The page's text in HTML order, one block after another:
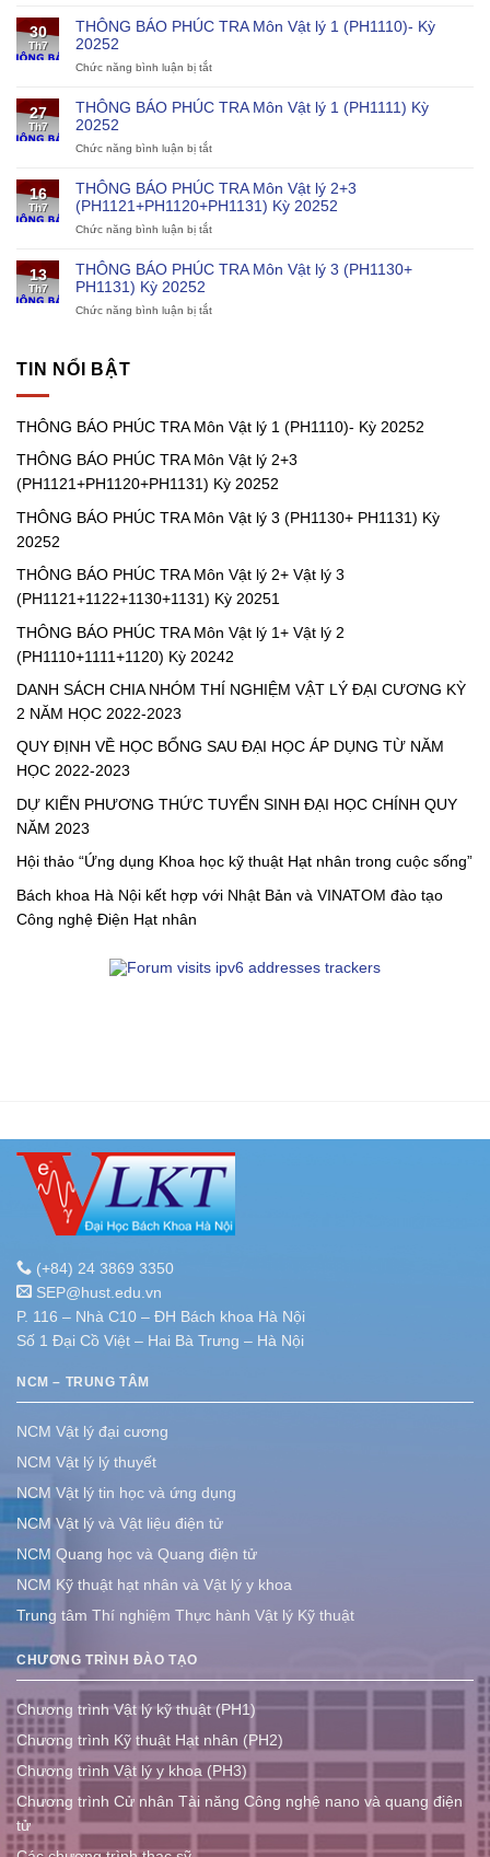
dục
đào
học
chương
trình
30
Th7
THÔNG BÁO PHÚC TRA Môn Vật lý 1 (PH1110)- Kỳ
20252
Chức năng bình luận bị tắt
BÁO
PHÚC
lý
1
(PH1110)-
27
Th7
THÔNG BÁO PHÚC TRA Môn Vật lý 1 (PH1111) Kỳ
20252
Chức năng bình luận bị tắt
BÁO
PHÚC
TRA
lý
16
Th7
THÔNG BÁO PHÚC TRA Môn Vật lý 2+3
(PH1121+PH1120+PH1131) Kỳ 20252
Chức năng bình luận bị tắt
BÁO
PHÚC
13
Th7
THÔNG BÁO PHÚC TRA Môn Vật lý 3 (PH1130+
PH1131) Kỳ 20252
Chức năng bình luận bị tắt
lý
(PH1130+
Kỳ
TIN NỔI BẬT
THÔNG BÁO PHÚC TRA Môn Vật lý 1 (PH1110)- Kỳ 20252
THÔNG BÁO PHÚC TRA Môn Vật lý 2+3
(PH1121+PH1120+PH1131) Kỳ 20252
THÔNG BÁO PHÚC TRA Môn Vật lý 3 (PH1130+ PH1131) Kỳ
20252
THÔNG BÁO PHÚC TRA Môn Vật lý 2+ Vật lý 3
(PH1121+1122+1130+1131) Kỳ 20251
THÔNG BÁO PHÚC TRA Môn Vật lý 1+ Vật lý 2
(PH1110+1111+1120) Kỳ 20242
DANH SÁCH CHIA NHÓM THÍ NGHIỆM VẬT LÝ ĐẠI CƯƠNG KỲ
2 NĂM HỌC 2022-2023
QUY ĐỊNH VỀ HỌC BỔNG SAU ĐẠI HỌC ÁP DỤNG TỪ NĂM
HỌC 2022-2023
DỰ KIẾN PHƯƠNG THỨC TUYỂN SINH ĐẠI HỌC CHÍNH QUY
NĂM 2023
Hội thảo “Ứng dụng Khoa học kỹ thuật Hạt nhân trong cuộc sống”
Bách khoa Hà Nội kết hợp với Nhật Bản và VINATOM đào tạo
Công nghệ Điện Hạt nhân
(+84) 24 3869 3350
SEP@hust.edu.vn
P. 116 – Nhà C10 – ĐH Bách khoa Hà Nội
Số 1 Đại Cồ Việt – Hai Bà Trưng – Hà Nội
NCM – TRUNG TÂM
NCM Vật lý đại cương
NCM Vật lý lý thuyết
NCM Vật lý tin học và ứng dụng
NCM Vật lý và Vật liệu điện tử
NCM Quang học và Quang điện tử
NCM Kỹ thuật hạt nhân và Vật lý y khoa
Trung tâm Thí nghiệm Thực hành Vật lý Kỹ thuật
CHƯƠNG TRÌNH ĐÀO TẠO
Chương trình Vật lý kỹ thuật (PH1)
Chương trình Kỹ thuật Hạt nhân (PH2)
Chương trình Vật lý y khoa (PH3)
Chương trình Cử nhân Tài năng Công nghệ nano và quang điện
tử